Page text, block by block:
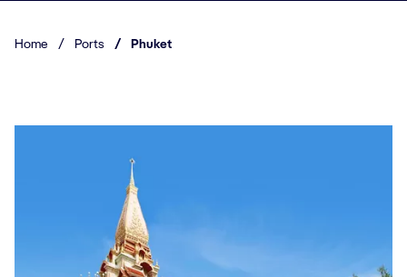
Home / Ports / Phuket